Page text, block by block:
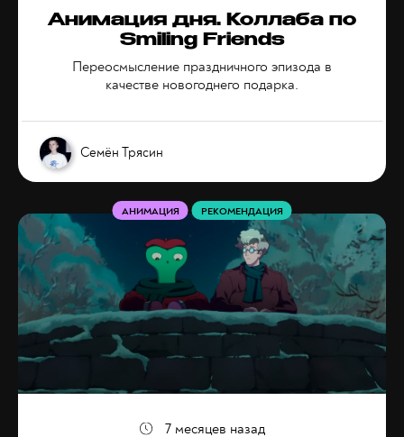
Анимация дня. Коллаба по
Smiling Friends
Переосмысление праздничного эпизода в
качестве новогоднего подарка.
Семён Трясин
АНИМАЦИЯ РЕКОМЕНДАЦИЯ
7 месяцев назад